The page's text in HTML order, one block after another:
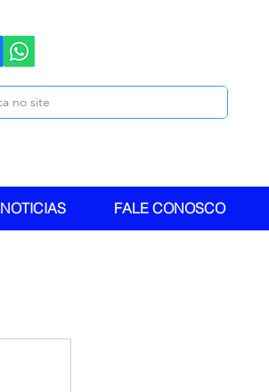
NOTICIAS FALE CONOSCO